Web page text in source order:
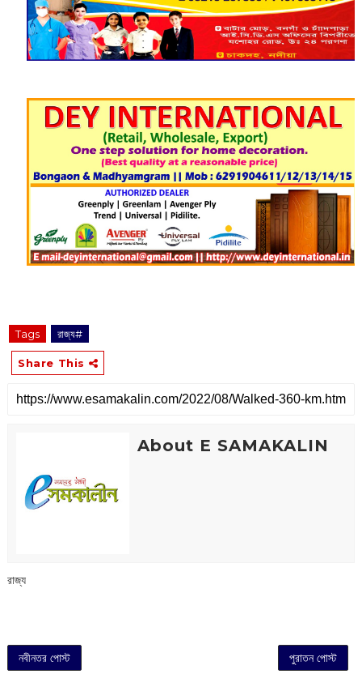
Tags রাজ্য#
Share This
About E SAMAKALIN
রাজ্য
নবীনতর পোস্ট পুরাতন পোস্ট